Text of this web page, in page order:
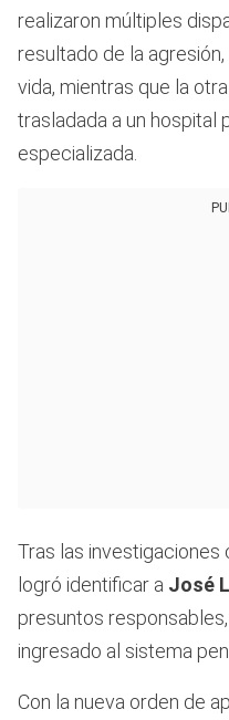
realizaron múltiples
resultado de la
vida, mientras que la
trasladada a un hospital
especializada.
Tras las investigaciones
logró identificar a José
presuntos
ingresado al sistema
Con la nueva orden de